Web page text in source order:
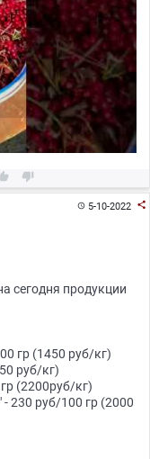

5-10-2022 
сегодня продукции
гр (1450 руб/кг)
руб/кг)
(2200руб/кг)
230 руб/100 гр (2000